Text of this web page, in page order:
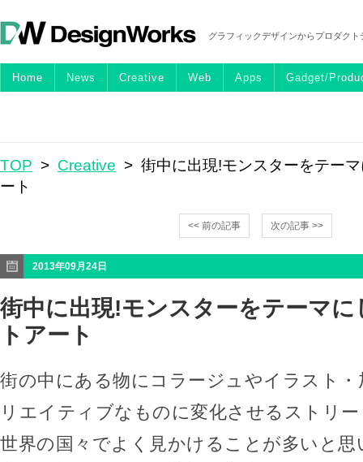
グラフィックデザインからプロダク
Home News Creative Web Apps Gadget/
TOP > Creative > 街中に出現!モンスターをテー
ート
<< 前の記事 次の記事 >>
2013年09月24日
街中に出現!モンスターをテーマ
トアート
街の中にある物にコラージュやイラスト
リエイティブなものに変化させるストリ
世界の国々でよく見かけることが多いと